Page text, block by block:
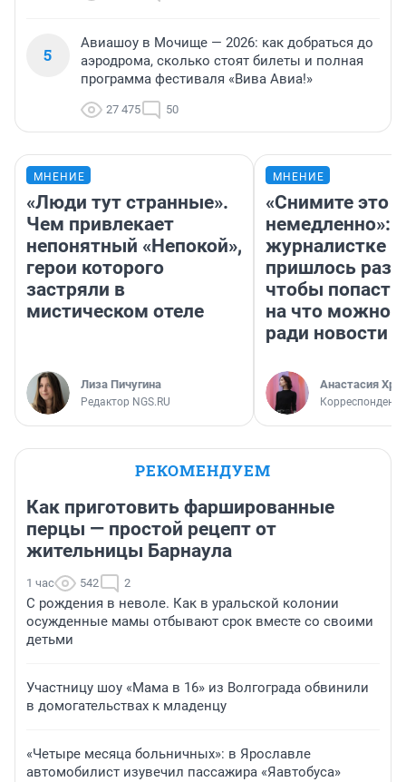
5
Авиашоу в Мочище — 2026: как добраться до
аэродрома, сколько стоят билеты и полная
программа фестиваля «Вива Авиа!»
27 475 50
МНЕНИЕ
«Люди тут странные».
Чем привлекает
непонятный «Непокой»,
герои которого
застряли в
мистическом отеле
Лиза Пичугина
Редактор NGS.RU
МНЕНИЕ
«Снимите это
немедленно»:
журналистке
пришлось
чтобы попасть
на что можно
ради новости
Анастасия
Корреспондент
РЕКОМЕНДУЕМ
Как приготовить фаршированные
перцы — простой рецепт от
жительницы Барнаула
1 час 542 2
С рождения в неволе. Как в уральской колонии
осужденные мамы отбывают срок вместе со своими
детьми
Участницу шоу «Мама в 16» из Волгограда обвинили
в домогательствах к младенцу
«Четыре месяца больничных»: в Ярославле
автомобилист изувечил пассажира «Яавтобуса»